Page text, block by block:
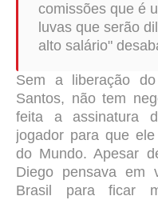
comissões que é
luvas que serão
alto salário"
Sem a liberação
Santos, não tem
feita a assinatura
jogador para que
do Mundo. Apesar
Diego pensava em
Brasil para ficar